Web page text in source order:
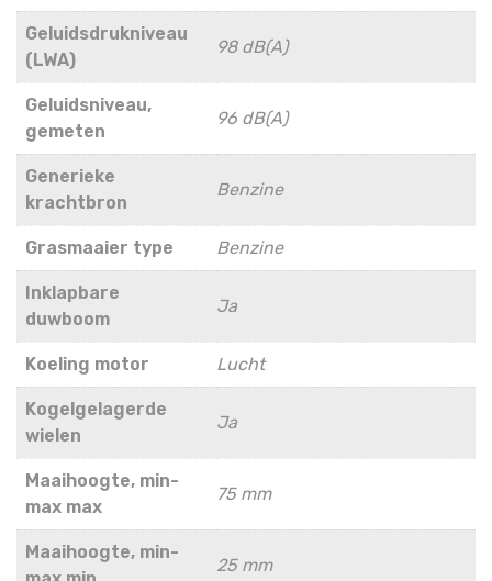
Geluidsdrukniveau
(LWA)
98 dB(A)
Geluidsniveau,
gemeten
96 dB(A)
Generieke
krachtbron
Benzine
Grasmaaier type Benzine
Inklapbare
duwboom
Ja
Koeling motor Lucht
Kogelgelagerde
wielen
Ja
Maaihoogte, min-
max max
75 mm
Maaihoogte, min-
25 mm